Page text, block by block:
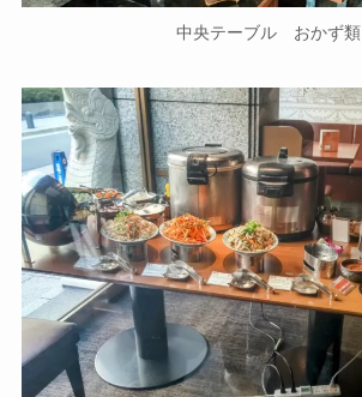
中央テーブル おかず類